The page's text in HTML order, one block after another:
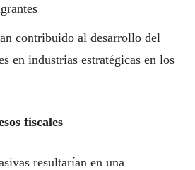
contribuido al desarrollo del
en industrias estratégicas en los
fiscales
resultarían en una